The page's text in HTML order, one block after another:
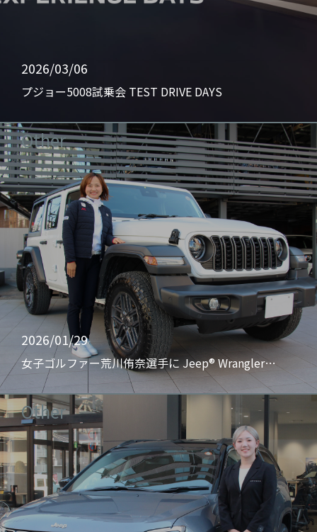
2026/03/06
プジョー5008試乗会 TEST DRIVE DAYS
Other
2026/01/29
女子ゴルファー荒川侑奈選手に Jeep® Wrangler…
Other